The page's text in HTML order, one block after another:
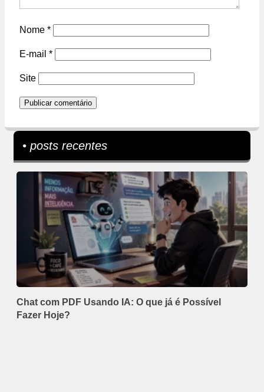
Nome *
E-mail *
Site
• posts recentes
Chat com PDF Usando IA: O que já é Possível
Fazer Hoje?